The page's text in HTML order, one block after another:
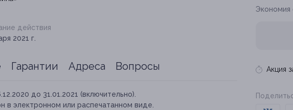
Экономия
Акция
действия
2021 г.
Гарантии Адреса Вопросы
до 31.01.2021 (включительно).
в электронном или распечатанном виде.